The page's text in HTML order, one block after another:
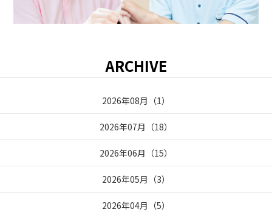
ARCHIVE
2026年08月 （1）
2026年07月 （18）
2026年06月 （15）
2026年05月 （3）
2026年04月 （5）